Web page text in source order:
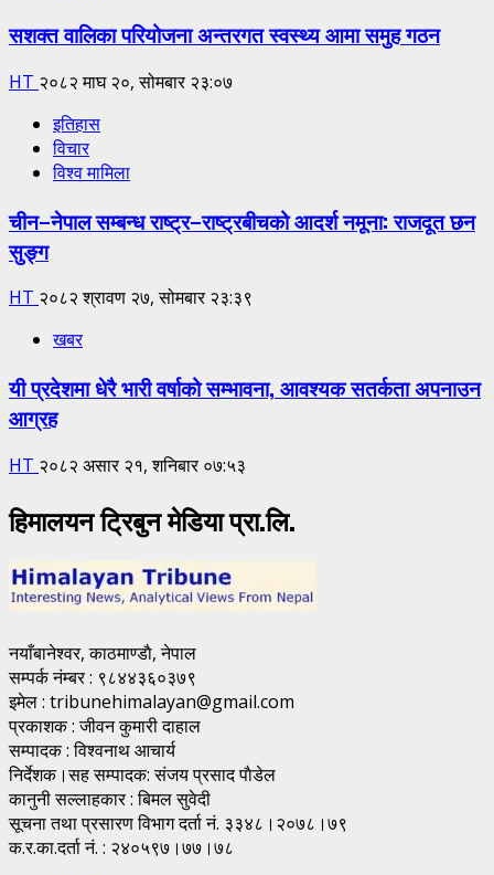
सशक्त वालिका परियोजना अन्तरगत स्वस्थ्य आमा समुह गठन
HT २०८२ माघ २०, सोमबार २३:०७
इतिहास
विचार
विश्व मामिला
चीन–नेपाल सम्बन्ध राष्ट्र–राष्ट्रबीचको आदर्श नमूना: राजदूत छन
सुङ्ग
HT २०८२ श्रावण २७, सोमबार २३:३९
खबर
यी प्रदेशमा धेरै भारी वर्षाको सम्भावना, आवश्यक सतर्कता अपनाउन
आग्रह
HT २०८२ असार २१, शनिबार ०७:५३
हिमालयन ट्रिबुन मेडिया प्रा.लि.
नयाँबानेश्वर, काठमाण्डाै, नेपाल
सम्पर्क नंम्बर : ९८४४३६०३७९
इमेल : tribunehimalayan@gmail.com
प्रकाशक : जीवन कुमारी दाहाल
सम्पादक : विश्वनाथ आचार्य
निर्देशक।सह सम्पादक: संजय प्रसाद पाैडेल
कानुनी सल्लाहकार : बिमल सुवेदी
सूचना तथा प्रसारण विभाग दर्ता नं. ३३४८।२०७८।७९
क.र.का.दर्ता नं. : २४०५९७।७७।७८